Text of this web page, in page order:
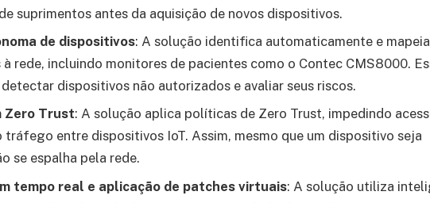
suprimentos antes da aquisição de novos dispositivos.
de dispositivos: A solução identifica automaticamente e
rede, incluindo monitores de pacientes como o Contec CMS8000.
dispositivos não autorizados e avaliar seus riscos.
Zero Trust: A solução aplica políticas de Zero Trust, impedindo
entre dispositivos IoT. Assim, mesmo que um dispositivo seja
se espalha pela rede.
tempo real e aplicação de patches virtuais: A solução utiliza